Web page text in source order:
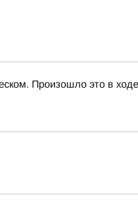
Произошло это в